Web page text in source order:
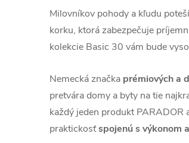
Milovníkov pohody a kľudu poteší
korku, ktorá zabezpečuje
kolekcie Basic 30 vám bude
Nemecká značka prémiových a
pretvára domy a byty na tie
každý jeden produkt PARADOR
praktickosťspojenú s výkonom